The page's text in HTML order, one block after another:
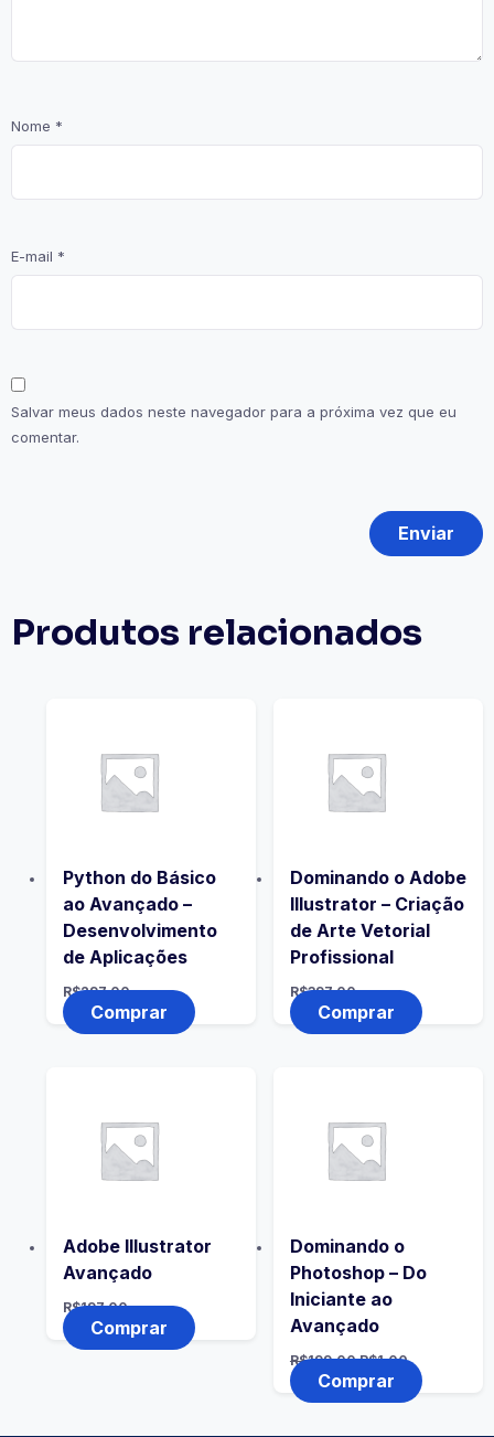
Nome *
E-mail *
Salvar meus dados neste navegador para a próxima vez que eu
comentar.
Produtos relacionados
Python do Básico
ao Avançado –
Desenvolvimento
de Aplicações
R$297,00
Comprar
Dominando o Adobe
Illustrator – Criação
de Arte Vetorial
Profissional
R$397,00
Comprar
Adobe Illustrator
Avançado
R$197,00
Comprar
Dominando o
Photoshop – Do
Iniciante ao
Avançado
R$199,00 R$1,00
Comprar